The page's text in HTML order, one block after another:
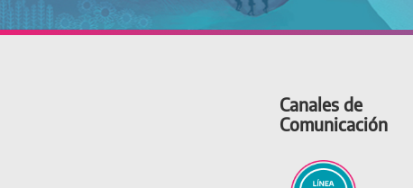
Canales de
Comunicación